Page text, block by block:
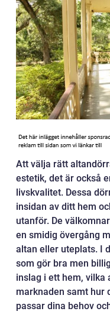
Att välja rätt
estetik, det är också
livskvalitet. Dessa
insidan av ditt hem
utanför. De
en smidig övergång
altan eller uteplats. I
som gör bra men
inslag i ett hem, vilka
marknaden samt hur
passar dina behov